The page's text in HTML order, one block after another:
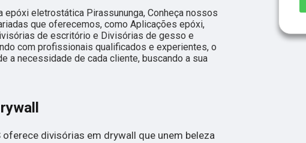
epóxi eletrostática Pirassununga, Conheça nossos
que oferecemos, como Aplicações epóxi,
de escritório e Divisórias de gesso e
com profissionais qualificados e experientes, o
a necessidade de cada cliente, buscando a sua
oferece divisórias em drywall que unem beleza